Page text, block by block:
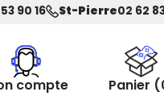
90 16 St-Pierre02 62
compte Panier